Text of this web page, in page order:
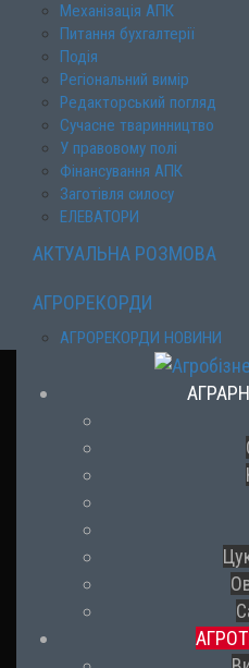
Механізація АПК
Питання бухгалтерії
Подія
Регіональний вимір
Редакторський погляд
Сучасне тваринництво
У правовому полі
Фінансування АПК
Заготівля силосу
ЕЛЕВАТОРИ
АКТУАЛЬНА РОЗМОВА
АГРОРЕКОРДИ
АГРОРЕКОРДИ НОВИНИ